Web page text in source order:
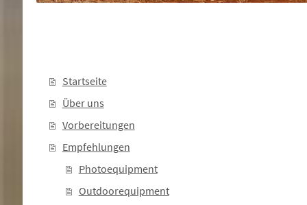
Startseite
Über uns
Vorbereitungen
Empfehlungen
Photoequipment
Outdoorequipment